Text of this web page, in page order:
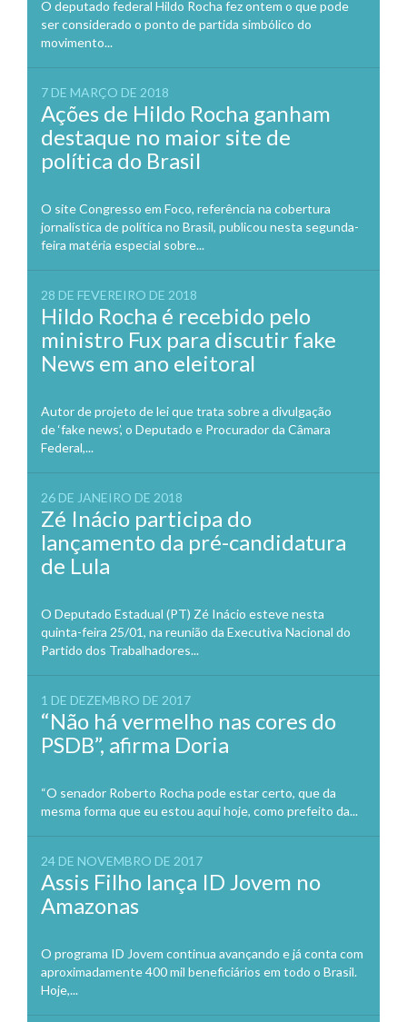
O deputado federal Hildo Rocha fez ontem o que pode
ser considerado o ponto de partida simbólico do
movimento...
7 DE MARÇO DE 2018
Ações de Hildo Rocha ganham
destaque no maior site de
política do Brasil
O site Congresso em Foco, referência na cobertura
jornalística de política no Brasil, publicou nesta segunda-
feira matéria especial sobre...
28 DE FEVEREIRO DE 2018
Hildo Rocha é recebido pelo
ministro Fux para discutir fake
News em ano eleitoral
Autor de projeto de lei que trata sobre a divulgação
de ‘fake news’, o Deputado e Procurador da Câmara
Federal,...
26 DE JANEIRO DE 2018
Zé Inácio participa do
lançamento da pré-candidatura
de Lula
O Deputado Estadual (PT) Zé Inácio esteve nesta
quinta-feira 25/01, na reunião da Executiva Nacional do
Partido dos Trabalhadores...
1 DE DEZEMBRO DE 2017
“Não há vermelho nas cores do
PSDB”, afirma Doria
“O senador Roberto Rocha pode estar certo, que da
mesma forma que eu estou aqui hoje, como prefeito da...
24 DE NOVEMBRO DE 2017
Assis Filho lança ID Jovem no
Amazonas
O programa ID Jovem continua avançando e já conta com
aproximadamente 400 mil beneficiários em todo o Brasil.
Hoje,...